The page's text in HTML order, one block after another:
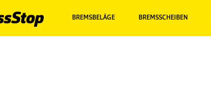
BREMSBELÄGE BREMSSCHEIBEN